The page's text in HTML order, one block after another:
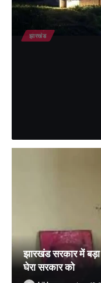
झारखंड
झारखंड सरकार में बड़ा
घेरा सरकार को